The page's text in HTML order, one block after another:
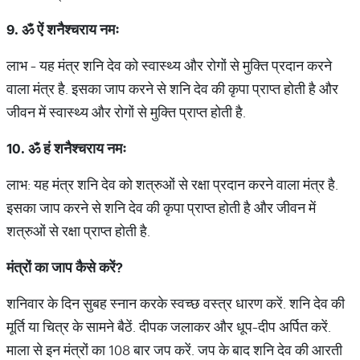
9. ॐऐंशनैश्चरायनमः
लाभ - यह मंत्र शनि देव को स्वास्थ्य और रोगों से मुक्ति प्रदान करने
वाला मंत्र है. इसका जाप करने से शनि देव की कृपा प्राप्त होती है और
जीवन में स्वास्थ्य और रोगों से मुक्ति प्राप्त होती है.
10. ॐहंशनैश्चरायनमः
लाभ: यह मंत्र शनि देव को शत्रुओं से रक्षा प्रदान करने वाला मंत्र है.
इसका जाप करने से शनि देव की कृपा प्राप्त होती है और जीवन में
शत्रुओं से रक्षा प्राप्त होती है.
मंत्रोंकाजापकैसेकरें?
शनिवार के दिन सुबह स्नान करके स्वच्छ वस्त्र धारण करें. शनि देव की
मूर्ति या चित्र के सामने बैठें. दीपक जलाकर और धूप-दीप अर्पित करें.
माला से इन मंत्रों का 108 बार जप करें. जप के बाद शनि देव की आरती